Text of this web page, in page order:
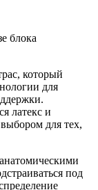
блока
который
для
латекс и
для тех,
под